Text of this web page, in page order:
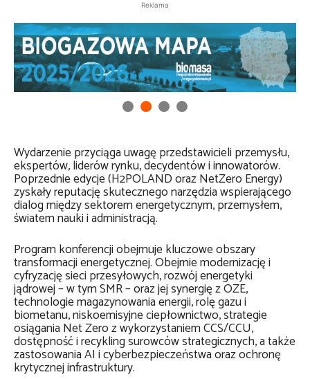
Reklama
Wydarzenie przyciąga uwagę przedstawicieli przemysłu,
ekspertów, liderów rynku, decydentów i innowatorów.
Poprzednie edycje (H2POLAND oraz NetZero Energy)
zyskały reputację skutecznego narzędzia wspierającego
dialog między sektorem energetycznym, przemysłem,
światem nauki i administracją.
Program konferencji obejmuje kluczowe obszary
transformacji energetycznej. Obejmie modernizację i
cyfryzację sieci przesyłowych, rozwój energetyki
jądrowej – w tym SMR – oraz jej synergię z OZE,
technologie magazynowania energii, rolę gazu i
biometanu, niskoemisyjne ciepłownictwo, strategie
osiągania Net Zero z wykorzystaniem CCS/CCU,
dostępność i recykling surowców strategicznych, a także
zastosowania AI i cyberbezpieczeństwa oraz ochronę
krytycznej infrastruktury.